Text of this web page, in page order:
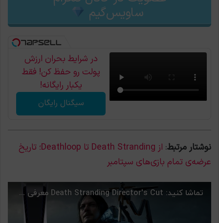
ساویس‌گیم
در شرایط بحران ارزش
پولت رو حفظ کن! فقط
یکبار رایگانه!
سیگنال رایگان
نوشتار مرتبط:
از Death Stranding تا Deathloop؛ تاریخ
عرضه‌ی تمام بازی‌های سپتامبر